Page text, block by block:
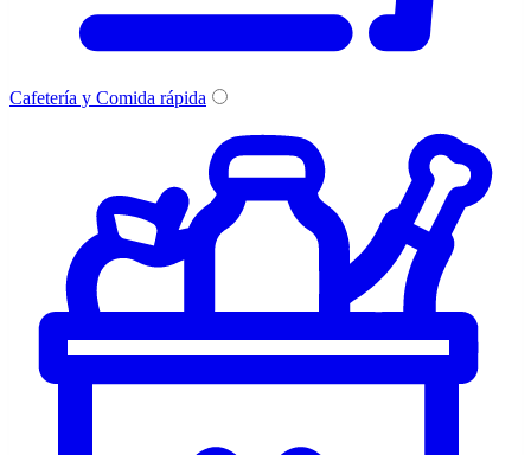
Cafetería y Comida rápida